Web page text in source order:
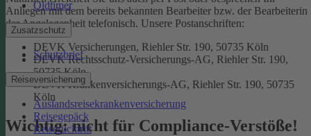
Oldtimer
Zusatzschutz
Schutzbrief
Reiseversicherung
Auslandsreisekrankenversicherung
Reisegepäck
Reiserücktritt
Anliegen mit dem bereits bekannten Bearbeiter bzw. der Bearbeiterin
der Angelegenheit telefonisch. Unsere Postanschriften:
DEVK Versicherungen, Riehler Str. 190, 50735 Köln
DEVK Rechtsschutz-Versicherungs-AG, Riehler Str. 190,
50735 Köln
DEVK Krankenversicherungs-AG, Riehler Str. 190, 50735
Köln
Wichtig: nicht für Compliance-Verstöße!